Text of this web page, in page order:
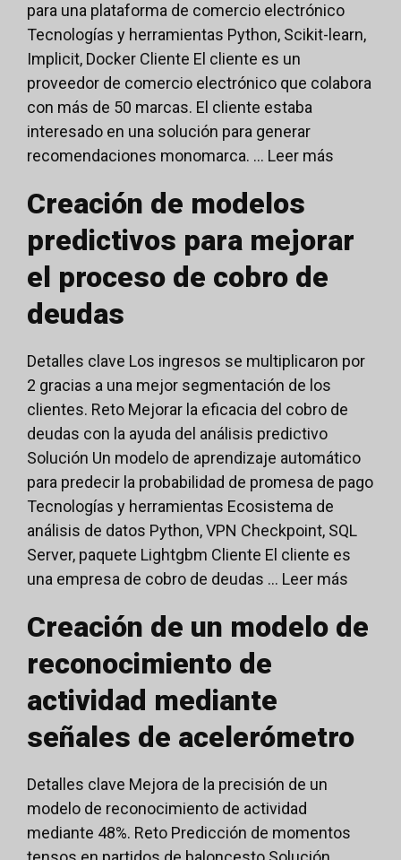
para una plataforma de comercio electrónico
Tecnologías y herramientas Python, Scikit-learn,
Implicit, Docker Cliente El cliente es un
proveedor de comercio electrónico que colabora
con más de 50 marcas. El cliente estaba
interesado en una solución para generar
recomendaciones monomarca. ... Leer más
Creación de modelos
predictivos para mejorar
el proceso de cobro de
deudas
Detalles clave Los ingresos se multiplicaron por
2 gracias a una mejor segmentación de los
clientes. Reto Mejorar la eficacia del cobro de
deudas con la ayuda del análisis predictivo
Solución Un modelo de aprendizaje automático
para predecir la probabilidad de promesa de pago
Tecnologías y herramientas Ecosistema de
análisis de datos Python, VPN Checkpoint, SQL
Server, paquete Lightgbm Cliente El cliente es
una empresa de cobro de deudas ... Leer más
Creación de un modelo de
reconocimiento de
actividad mediante
señales de acelerómetro
Detalles clave Mejora de la precisión de un
modelo de reconocimiento de actividad
mediante 48%. Reto Predicción de momentos